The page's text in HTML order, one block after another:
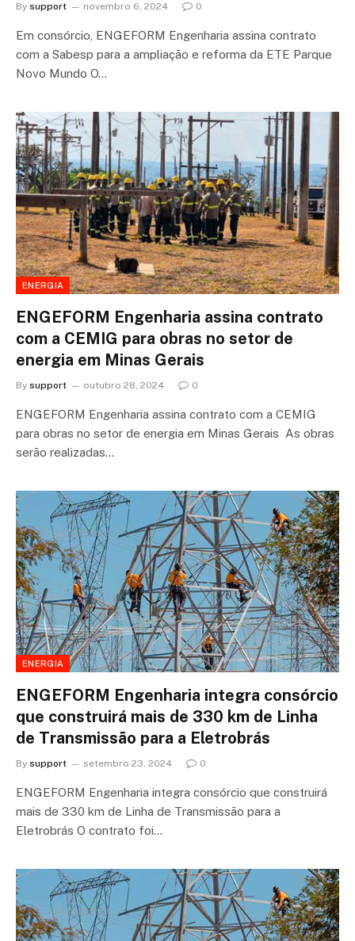
By support novembro 6, 2024 0
Em consórcio, ENGEFORM Engenharia assina contrato
com a Sabesp para a ampliação e reforma da ETE Parque
Novo Mundo O…
ENERGIA
ENGEFORM Engenharia assina contrato
com a CEMIG para obras no setor de
energia em Minas Gerais
By support outubro 28, 2024 0
ENGEFORM Engenharia assina contrato com a CEMIG
para obras no setor de energia em Minas Gerais As obras
serão realizadas…
ENERGIA
ENGEFORM Engenharia integra consórcio
que construirá mais de 330 km de Linha
de Transmissão para a Eletrobrás
By support setembro 23, 2024 0
ENGEFORM Engenharia integra consórcio que construirá
mais de 330 km de Linha de Transmissão para a
Eletrobrás O contrato foi…